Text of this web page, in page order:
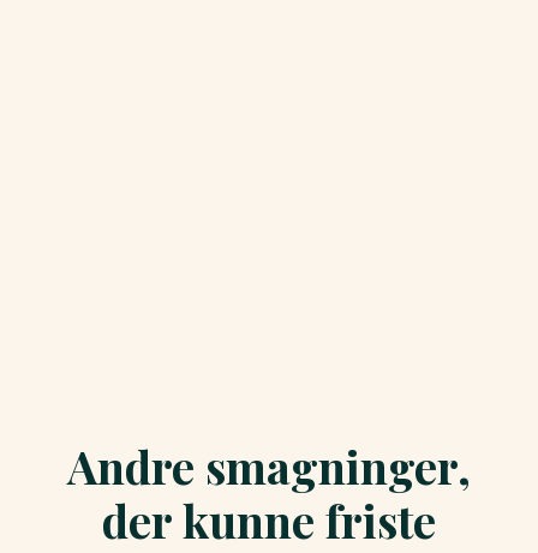
Andre smagninger,
der kunne friste